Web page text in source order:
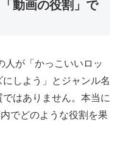
動画の役割」で
人が「かっこいいロッ
しよう」とジャンル名
はありません。本当に
でどのような役割を果